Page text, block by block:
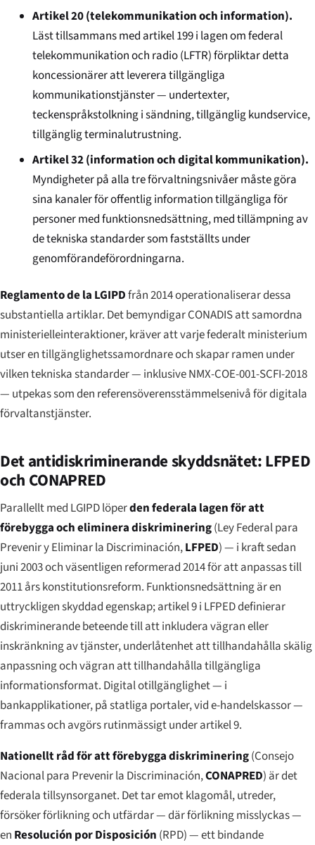
Artikel 20 (telekommunikation och information).
Läst tillsammans med artikel 199 i lagen om federal
telekommunikation och radio (LFTR) förpliktar detta
koncessionärer att leverera tillgängliga
kommunikationstjänster — undertexter,
teckenspråkstolkning i sändning, tillgänglig kundservice,
tillgänglig terminalutrustning.
Artikel 32 (information och digital kommunikation).
Myndigheter på alla tre förvaltningsnivåer måste göra
sina kanaler för offentlig information tillgängliga för
personer med funktionsnedsättning, med tillämpning av
de tekniska standarder som fastställts under
genomförandeförordningarna.
Reglamento de la LGIPDfrån 2014 operationaliserar dessa
substantiella artiklar. Det bemyndigar CONADIS att samordna
ministerielleinteraktioner, kräver att varje federalt ministerium
utser en tillgänglighetssamordnare och skapar ramen under
vilken tekniska standarder — inklusive NMX-COE-001-SCFI-2018
— utpekas som den referensöverensstämmelsenivå för digitala
förvaltanstjänster.
Det antidiskriminerande skyddsnätet: LFPED
och CONAPRED
Parallellt med LGIPD löperden federala lagen för att
förebygga och eliminera diskriminering(Ley Federal para
Prevenir y Eliminar la Discriminación,LFPED) — i kraft sedan
juni 2003 och väsentligen reformerad 2014 för att anpassas till
2011 års konstitutionsreform. Funktionsnedsättning är en
uttryckligen skyddad egenskap; artikel 9 i LFPED definierar
diskriminerande beteende till att inkludera vägran eller
inskränkning av tjänster, underlåtenhet att tillhandahålla skälig
anpassning och vägran att tillhandahålla tillgängliga
informationsformat. Digital otillgänglighet — i
bankapplikationer, på statliga portaler, vid e-handelskassor —
frammas och avgörs rutinmässigt under artikel 9.
Nationellt råd för att förebygga diskriminering(Consejo
Nacional para Prevenir la Discriminación,CONAPRED) är det
federala tillsynsorganet. Det tar emot klagomål, utreder,
försöker förlikning och utfärdar — där förlikning misslyckas —
en Resolución por Disposición (RPD) — ett bindande